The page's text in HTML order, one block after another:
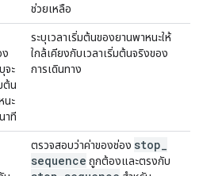
ช่วยเหลือ
ง
จะ
ต้น
นะ
าที
ระบุเวลาเริ่มต้นของยานพาหนะให้
ใกล้เคียงกับเวลาเริ่มต้นจริงของ
การเดินทาง
ตรวจสอบว่าค่าของช่อง stop
sequence ถูกต้องและตรงกับ